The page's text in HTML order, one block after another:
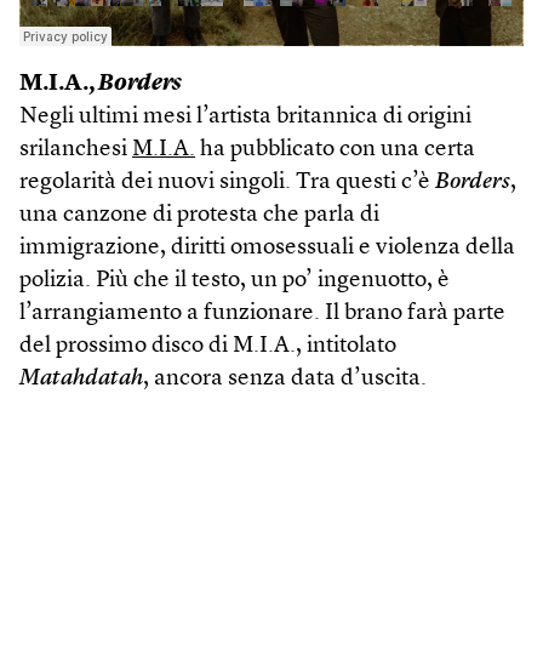
M.I.A.,Borders
Negli ultimi mesi l’artista britannica di origini
srilanchesi M.I.A. ha pubblicato con una certa
regolarità dei nuovi singoli. Tra questi c’è Borders,
una canzone di protesta che parla di
immigrazione, diritti omosessuali e violenza della
polizia. Più che il testo, un po’ ingenuotto, è
l’arrangiamento a funzionare. Il brano farà parte
del prossimo disco di M.I.A., intitolato
Matahdatah, ancora senza data d’uscita.